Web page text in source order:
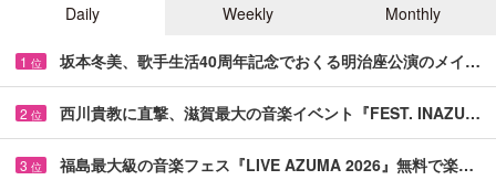
Daily
Weekly Monthly
1 位 坂本冬美、歌手生活40周年記念でおくる明治座公演のメイ…
2 位 西川貴教に直撃、滋賀最大の音楽イベント『FEST. INAZU…
3 位 福島最大級の音楽フェス『LIVE AZUMA 2026』無料で楽…